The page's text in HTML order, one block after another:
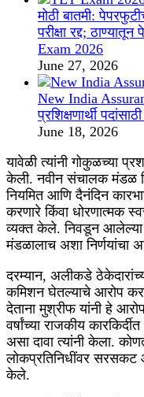
मोठी बातमी:
परीक्षा रद्द;
Exam 2026
June 27, 2026
New India
प्रशिक्षणार्थी
June 18, 2026
यावेळी त्यांनी गोकुळच्या
केली. नवीन संचालक मंडळ
नियमित आणि दैनंदिन
करणारे किंवा धोरणात्मक
व्यक्त केले. निवडून आलेल्या
मंडळालाच अशा निर्णयांचा
दरम्यान, अलीकडे
कमिशन घेतल्याचे आरोप
देताना मुश्रीफ यांनी हे
वर्षांच्या राजकीय
असा दावा त्यांनी केला.
लोकप्रतिनिधींवर सरसकट
केले.